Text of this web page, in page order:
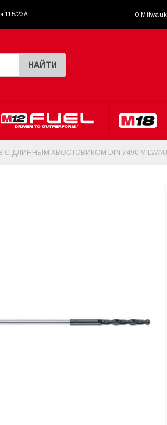
115/23A О
НАЙТИ
С ДЛИННЫМ ХВОСТОВИКОМ DIN 7490